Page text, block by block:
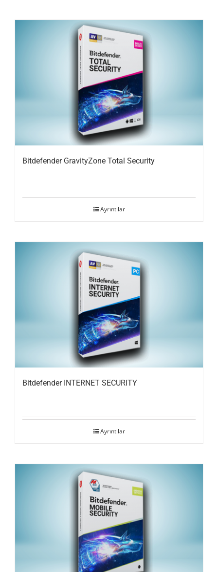
Bitdefender GravityZone Total Security
Ayrıntılar
Bitdefender INTERNET SECURITY
Ayrıntılar